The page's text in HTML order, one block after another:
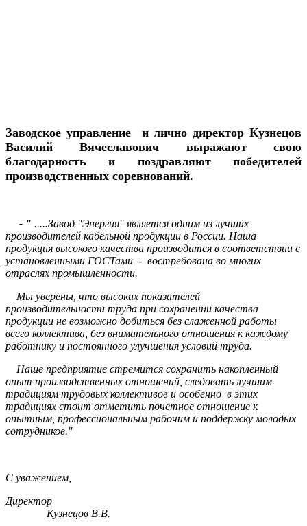
Заводское управление и лично директор Кузнецов
Василий Вячеславович выражают свою
благодарность и поздравляют победителей
производственных соревнований.
- " .....Завод "Энергия" является одним из лучших
производителей кабельной продукции в России. Наша
продукция высокого качества производится в соответствии с
установленными ГОСТами - востребована во многих
отраслях промышленности.
Мы уверены, что высоких показателей
производительности труда при сохранении качества
продукции не возможно добиться без слаженной работы
всего коллектива, без внимательного отношения к каждому
работнику и постоянного улучшения условий труда.
Наше предприятие стремится сохранить накопленный
опыт производственных отношений, следовать лучшим
традициям трудовых коллективов и особенно в этих
традициях стоит отметить почетное отношение к
опытным, профессиональным рабочим и поддержку молодых
сотрудников."
С уважением,
Директор
Кузнецов В.В.